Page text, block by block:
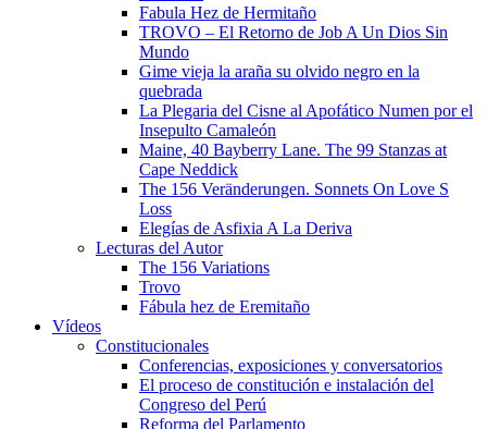
Fabula Hez de Hermitaño
TROVO – El Retorno de Job A Un Dios Sin
Mundo
Gime vieja la araña su olvido negro en la
quebrada
La Plegaria del Cisne al Apofático Numen por el
Insepulto Camaleón
Maine, 40 Bayberry Lane. The 99 Stanzas at
Cape Neddick
The 156 Veränderungen. Sonnets On Love S
Loss
Elegías de Asfixia A La Deriva
Lecturas del Autor
The 156 Variations
Trovo
Fábula hez de Eremitaño
Vídeos
Constitucionales
Conferencias, exposiciones y conversatorios
El proceso de constitución e instalación del
Congreso del Perú
Reforma del Parlamento